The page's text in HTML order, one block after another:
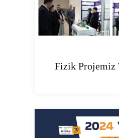
Fizik Projemiz